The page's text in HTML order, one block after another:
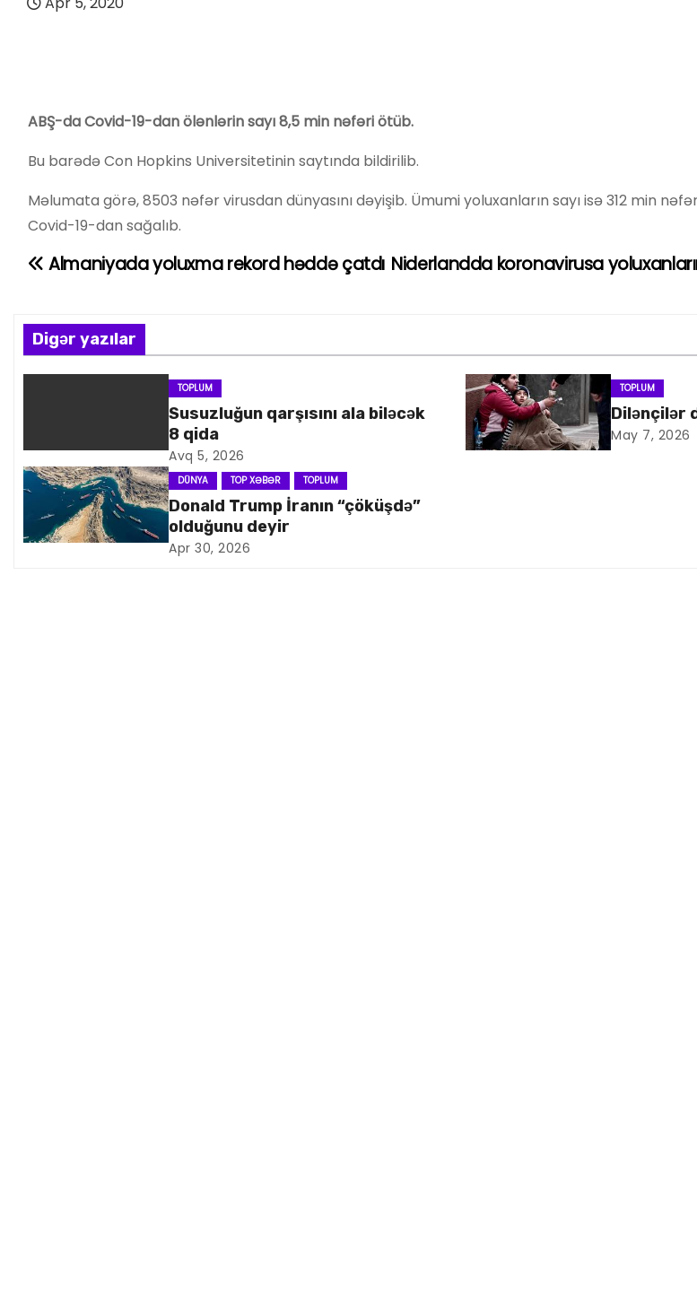
ABŞ-da Covid-19-dan ölənlərin sayı 8,5 min nəfəri ötüb.
Bu barədə Con Hopkins Universitetinin saytında bildirilib.
Məlumata görə, 8503 nəfər virusdan dünyasını dəyişib. Ümumi yoluxanların sayı isə 312 min
Covid-19-dan sağalıb.
Y
z
ı
a
v
i
Niderlandda koronavirusa
Almaniyada yoluxma rekord həddə çatdı
Digər yazılar
TOPLUM
Susuzluğun qarşısını ala biləcək
8 qida
Avq 5, 2026
TOPLUM
Dilənçilər
May 7, 2026
DÜNYA TOP XƏBƏR TOPLUM
Donald Trump İranın “çöküşdə”
olduğunu deyir
Apr 30, 2026